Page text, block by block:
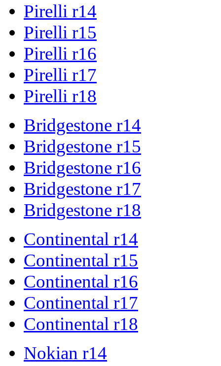
Pirelli r14
Pirelli r15
Pirelli r16
Pirelli r17
Pirelli r18
Bridgestone r14
Bridgestone r15
Bridgestone r16
Bridgestone r17
Bridgestone r18
Continental r14
Continental r15
Continental r16
Continental r17
Continental r18
Nokian r14